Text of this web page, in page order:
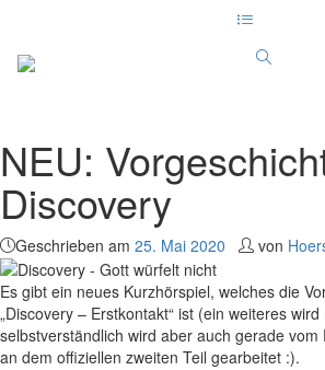
NEU:
Discovery
Geschrieben am 25. Mai 2020 von
Es gibt ein neues Kurzhörspiel, welches die
„Discovery – Erstkontakt“ ist (ein weiteres
selbstverständlich wird aber auch gerade
an dem offiziellen zweiten Teil gearbeitet :).